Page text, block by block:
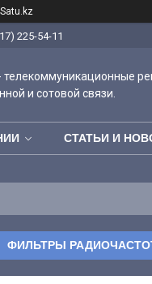
225-54-11
телекоммуникационные
и сотовой связи.
СТАТЬИ И
ФИЛЬТРЫ